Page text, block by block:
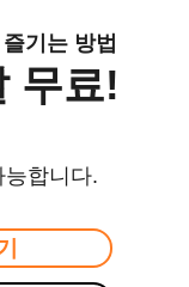
기는 방법
무료!
합니다.